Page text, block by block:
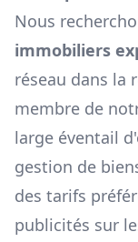
Nous
immobiliers
réseau dans la
membre de
large éventail
gestion de
des tarifs
publicités sur